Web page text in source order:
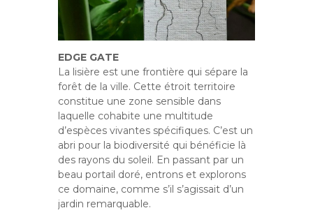
EDGE GATE
La lisière est une frontière qui sépare la
forêt de la ville. Cette étroit territoire
constitue une zone sensible dans
laquelle cohabite une multitude
d’espèces vivantes spécifiques. C’est un
abri pour la biodiversité qui bénéficie là
des rayons du soleil. En passant par un
beau portail doré, entrons et explorons
ce domaine, comme s’il s’agissait d’un
jardin remarquable.